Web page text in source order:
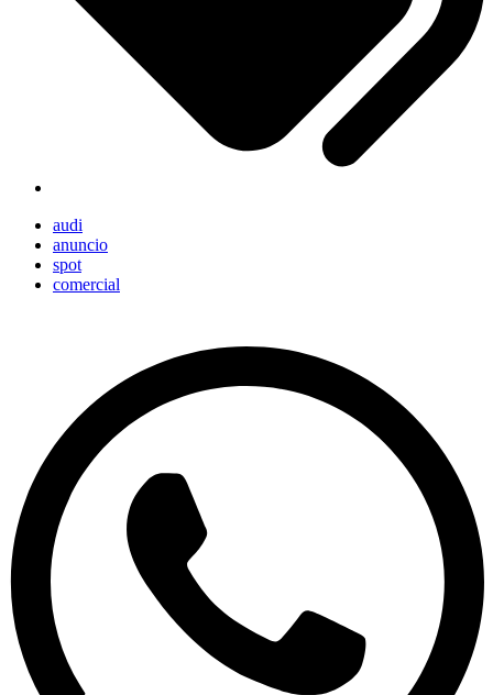
audi
anuncio
spot
comercial